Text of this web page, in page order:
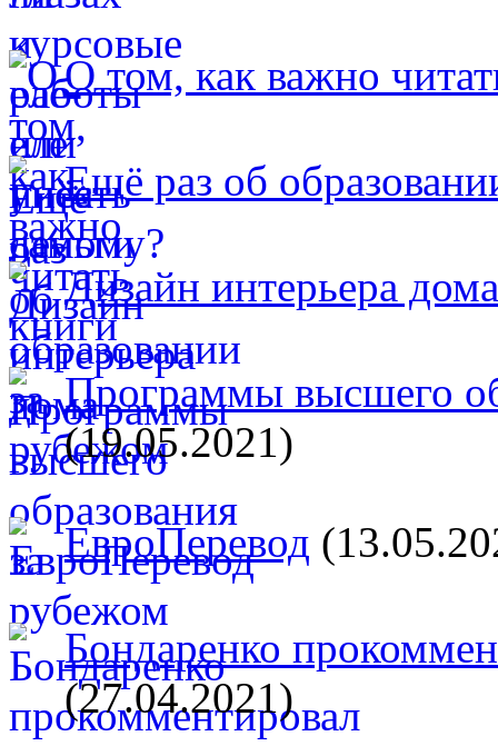
О том, как важно
Ещё раз об
Дизайн интерьера дома
Программы высшего
(19.05.2021)
ЕвроПеревод
Бондаренко
(27.04.2021)